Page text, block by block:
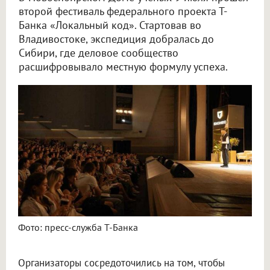
второй фестиваль федерального проекта Т-
Банка «Локальный код». Стартовав во
Владивостоке, экспедиция добралась до
Сибири, где деловое сообщество
расшифровывало местную формулу успеха.
Фото: пресс-служба Т-Банка
Организаторы сосредоточились на том, чтобы